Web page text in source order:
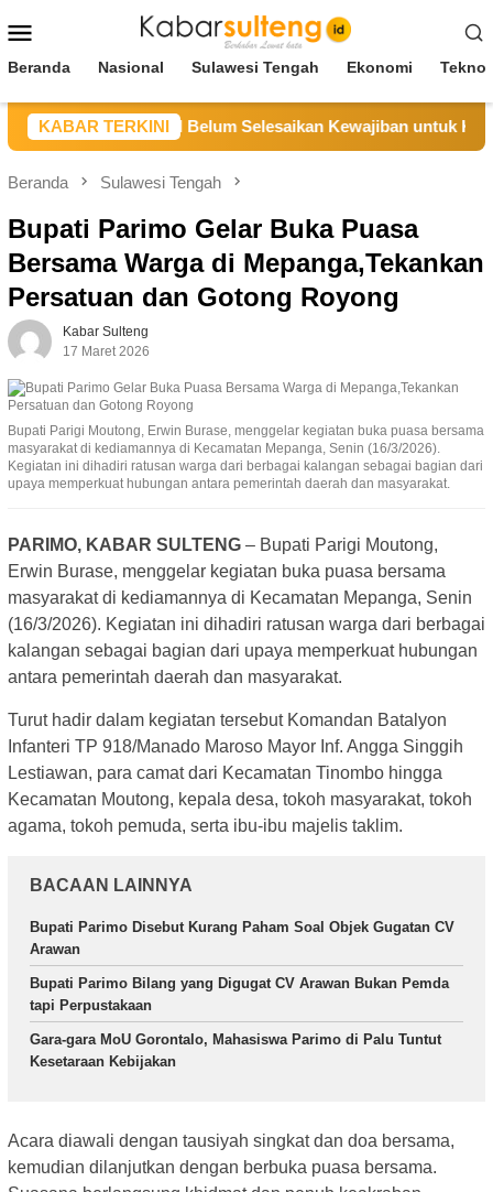
ke
Mobile
Beranda Nasional Sulawesi Tengah Ekonomi
KABAR TERKINI
Sebut CV BBN Belum Selesaikan Kewajiban untuk Kegiatan
Beranda Sulawesi Tengah
Bupati Parimo Gelar Buka Puasa
Bersama Warga di Mepanga,Tekankan
Persatuan dan Gotong Royong
Kabar Sulteng
17 Maret 2026
Bupati Parigi Moutong, Erwin Burase, menggelar kegiatan buka puasa bersama
masyarakat di kediamannya di Kecamatan Mepanga, Senin (16/3/2026).
Kegiatan ini dihadiri ratusan warga dari berbagai kalangan sebagai bagian dari
upaya memperkuat hubungan antara pemerintah daerah dan masyarakat.
PARIMO, KABAR SULTENG – Bupati Parigi Moutong,
Erwin Burase, menggelar kegiatan buka puasa bersama
masyarakat di kediamannya di Kecamatan Mepanga, Senin
(16/3/2026). Kegiatan ini dihadiri ratusan warga dari berbagai
kalangan sebagai bagian dari upaya memperkuat hubungan
antara pemerintah daerah dan masyarakat.
Turut hadir dalam kegiatan tersebut Komandan Batalyon
Infanteri TP 918/Manado Maroso Mayor Inf. Angga Singgih
Lestiawan, para camat dari Kecamatan Tinombo hingga
Kecamatan Moutong, kepala desa, tokoh masyarakat, tokoh
agama, tokoh pemuda, serta ibu-ibu majelis taklim.
BACAAN LAINNYA
Bupati Parimo Disebut Kurang Paham Soal Objek Gugatan CV
Arawan
Bupati Parimo Bilang yang Digugat CV Arawan Bukan Pemda
tapi Perpustakaan
Gara-gara MoU Gorontalo, Mahasiswa Parimo di Palu Tuntut
Kesetaraan Kebijakan
Acara diawali dengan tausiyah singkat dan doa bersama,
kemudian dilanjutkan dengan berbuka puasa bersama.